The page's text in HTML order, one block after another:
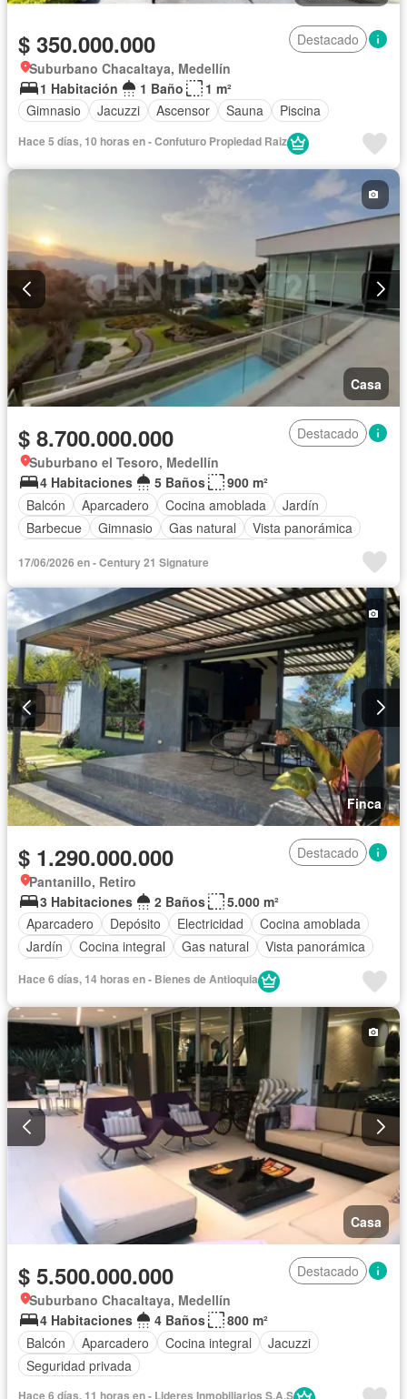
$ 350.000.000
Destacado
Suburbano Chacaltaya, Medellín
1 Habitación
1 Baño
1 m²
Gimnasio
Jacuzzi Ascensor Sauna Piscina
Hace 5 días, 10 horas en - Confuturo Propiedad Raiz
Casa
$ 8.700.000.000
Destacado
Suburbano el Tesoro, Medellín
4 Habitaciones
5 Baños
900 m²
Balcón
Aparcadero Cocina amoblada
Jardín
Barbecue
Gimnasio Gas natural
Vista panorámica
17/06/2026 en - Century 21 Signature
Finca
$ 1.290.000.000
Destacado
Pantanillo, Retiro
3 Habitaciones
2 Baños
5.000 m²
Aparcadero
Depósito Electricidad
Cocina amoblada
Jardín
Cocina integral Gas natural
Vista panorámica
Hace 6 días, 14 horas en - Bienes de Antioquia
Casa
$ 5.500.000.000
Destacado
Suburbano Chacaltaya, Medellín
4 Habitaciones
4 Baños
800 m²
Balcón
Aparcadero Cocina integral
Jacuzzi
Seguridad privada
Hace 6 días, 11 horas en - Lideres Inmobiliarios S.A.S